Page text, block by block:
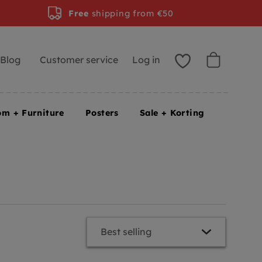
Free shipping from €50
Blog Customer service Log in
+ Furniture Posters Sale + Korting